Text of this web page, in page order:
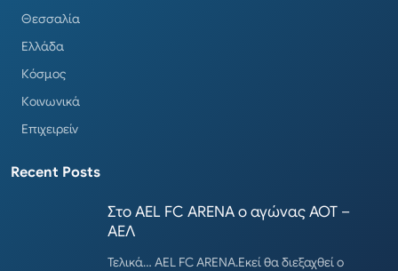
Θεσσαλία
Ελλάδα
Κόσμος
Κοινωνικά
Επιχειρείν
Recent Posts
Στο AEL FC ARENA ο αγώνας ΑΟΤ –
ΑΕΛ
Τελικά… AEL FC ARENA.Εκεί θα διεξαχθεί ο